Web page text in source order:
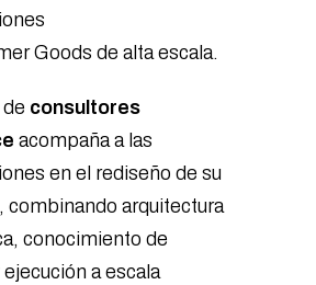
Goods de alta escala.
consultores
acompaña a las
en el rediseño de su
combinando arquitectura
conocimiento de
a escala